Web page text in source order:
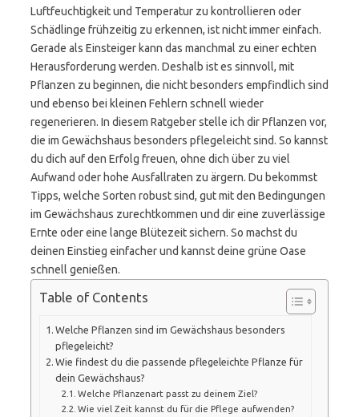
Luftfeuchtigkeit und Temperatur zu kontrollieren oder
Schädlinge frühzeitig zu erkennen, ist nicht immer einfach.
Gerade als Einsteiger kann das manchmal zu einer echten
Herausforderung werden. Deshalb ist es sinnvoll, mit
Pflanzen zu beginnen, die nicht besonders empfindlich sind
und ebenso bei kleinen Fehlern schnell wieder
regenerieren. In diesem Ratgeber stelle ich dir Pflanzen vor,
die im Gewächshaus besonders pflegeleicht sind. So kannst
du dich auf den Erfolg freuen, ohne dich über zu viel
Aufwand oder hohe Ausfallraten zu ärgern. Du bekommst
Tipps, welche Sorten robust sind, gut mit den Bedingungen
im Gewächshaus zurechtkommen und dir eine zuverlässige
Ernte oder eine lange Blütezeit sichern. So machst du
deinen Einstieg einfacher und kannst deine grüne Oase
schnell genießen.
Table of Contents
Welche Pflanzen sind im Gewächshaus besonders
pflegeleicht?
Wie findest du die passende pflegeleichte Pflanze für
dein Gewächshaus?
Welche Pflanzenart passt zu deinem Ziel?
Wie viel Zeit kannst du für die Pflege aufwenden?